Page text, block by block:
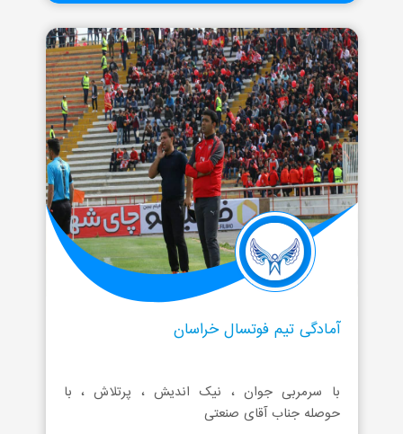
آمادگی تیم فوتسال خراسان
با سرمربی جوان ، نیک اندیش ، پرتلاش ، با
حوصله جناب آقای صنعتی